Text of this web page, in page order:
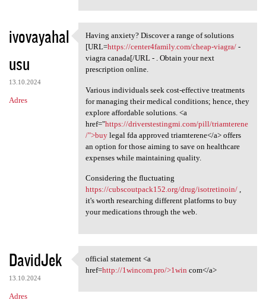
ivovayahal
usu
13.10.2024
Adres
Having anxiety? Discover a
Having anxiety? Discover a range of solutions
[URL=https://center4family.com/cheap-viagra/-
viagra canada[/URL - . Obtain your next
prescription online.
Various individuals seek cost-effective treatments
for managing their medical conditions; hence, they
explore affordable solutions. <a
href="https://driverstestingmi.com/pill/triamterene
/">buylegal fda approved triamterene</a> offers
an option for those aiming to save on healthcare
expenses while maintaining quality.
Considering the fluctuating
https://cubscoutpack152.org/drug/isotretinoin/,
it's worth researching different platforms to buy
your medications through the web.
DavidJek
13.10.2024
Adres
official statement <a href
official statement <a
href=http://1wincom.pro/>1win com</a>